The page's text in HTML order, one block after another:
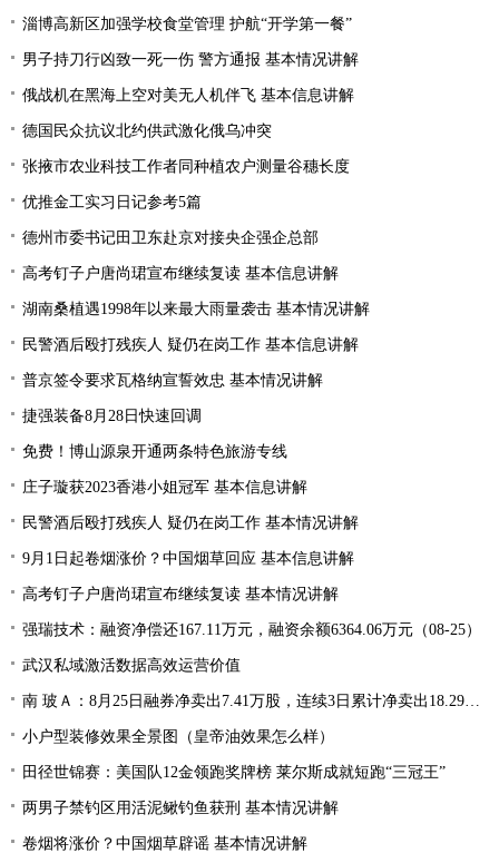
淄博高新区加强学校食堂管理 护航“开学第一餐”
男子持刀行凶致一死一伤 警方通报 基本情况讲解
俄战机在黑海上空对美无人机伴飞 基本信息讲解
德国民众抗议北约供武激化俄乌冲突
张掖市农业科技工作者同种植农户测量谷穗长度
优推金工实习日记参考5篇
德州市委书记田卫东赴京对接央企强企总部
高考钉子户唐尚珺宣布继续复读 基本信息讲解
湖南桑植遇1998年以来最大雨量袭击 基本情况讲解
民警酒后殴打残疾人 疑仍在岗工作 基本信息讲解
普京签令要求瓦格纳宣誓效忠 基本情况讲解
捷强装备8月28日快速回调
免费！博山源泉开通两条特色旅游专线
庄子璇获2023香港小姐冠军 基本信息讲解
民警酒后殴打残疾人 疑仍在岗工作 基本情况讲解
9月1日起卷烟涨价？中国烟草回应 基本信息讲解
高考钉子户唐尚珺宣布继续复读 基本情况讲解
强瑞技术：融资净偿还167.11万元，融资余额6364.06万元（08-25）
武汉私域激活数据高效运营价值
南 玻Ａ：8月25日融券净卖出7.41万股，连续3日累计净卖出18.29万股
小户型装修效果全景图（皇帝油效果怎么样）
田径世锦赛：美国队12金领跑奖牌榜 莱尔斯成就短跑“三冠王”
两男子禁钓区用活泥鳅钓鱼获刑 基本情况讲解
卷烟将涨价？中国烟草辟谣 基本情况讲解